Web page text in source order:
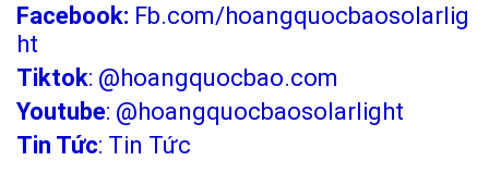
mạnh
sáng cao
Đèn năng lượng mặt trời 1000w
độ sáng mạnh, bảo hành 5 năm
Facebook: Fb.com/hoangquocbaosolarlig
ht
Tiktok: @hoangquocbao.com
Youtube: @hoangquocbaosolarlight
Tin Tức: Tin Tức